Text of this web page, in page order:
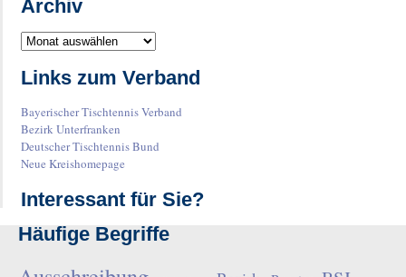
Archiv
Links zum Verband
Bayerischer Tischtennis Verband
Bezirk Unterfranken
Deutscher Tischtennis Bund
Neue Kreishomepage
Interessant für Sie?
Häufige Begriffe